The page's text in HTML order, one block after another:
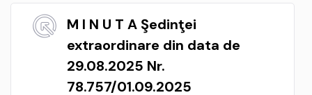
M I N U T A Şedinţei
extraordinare din data de
29.08.2025 Nr.
78.757/01.09.2025